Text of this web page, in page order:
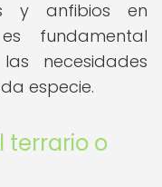
y anfibios en
fundamental
necesidades
especie.
terrario o